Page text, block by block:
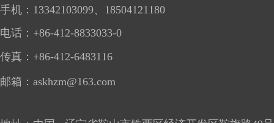
手机： 13342103099、 18504121180
电话：+86-412-8833033-0
传真： +86-412-6483116
邮箱： askhzm@163.com